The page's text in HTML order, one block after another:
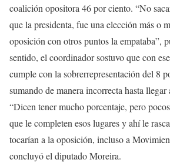
coalición opositora 46 por ciento. “No
que la presidenta, fue una elección más o
oposición con otros puntos la empataba”,
sentido, el coordinador sostuvo que con
cumple con la sobrerrepresentación del 8
sumando de manera incorrecta hasta
“Dicen tener mucho porcentaje, pero
que le completen esos lugares y ahí le
tocarían a la oposición, incluso a
concluyó el diputado Moreira.